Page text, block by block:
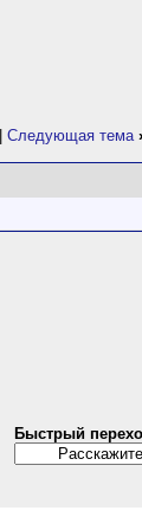
Следующая тема
Быстрый